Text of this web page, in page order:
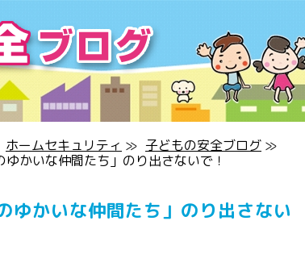
ホームセキュリティ ≫ 子どもの安全ブログ ≫
かいな仲間たち」のり出さないで！
ゆかいな仲間たち」のり出さない